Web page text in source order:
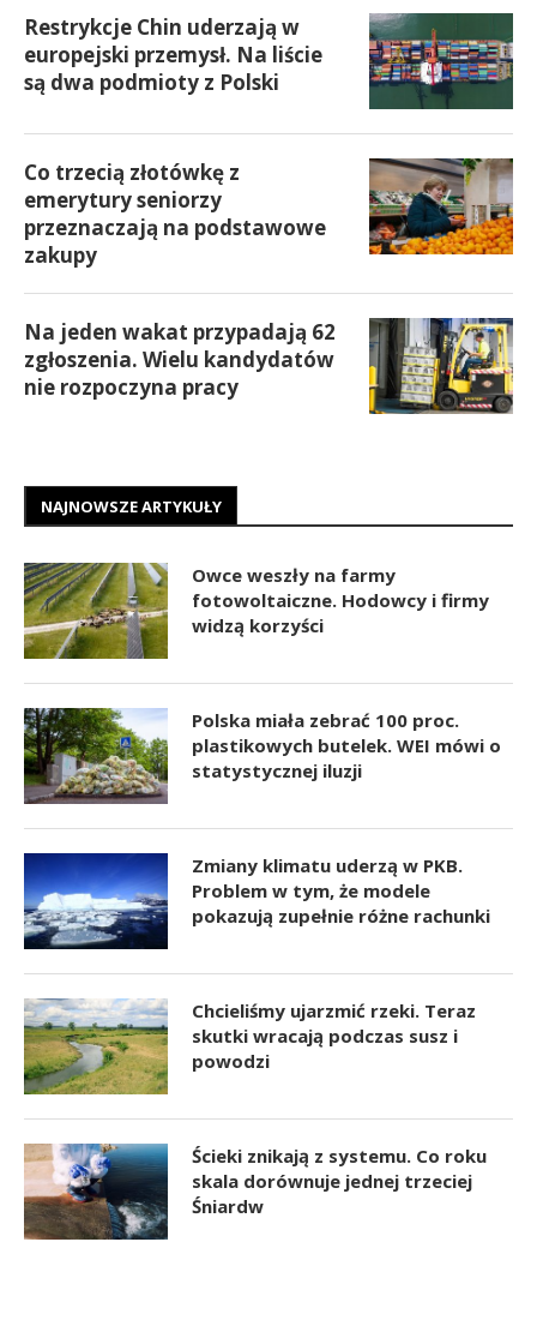
Restrykcje Chin uderzają w
europejski przemysł. Na liście
są dwa podmioty z Polski
Co trzecią złotówkę z
emerytury seniorzy
przeznaczają na podstawowe
zakupy
Na jeden wakat przypadają 62
zgłoszenia. Wielu kandydatów
nie rozpoczyna pracy
NAJNOWSZE ARTYKUŁY
Owce weszły na farmy
fotowoltaiczne. Hodowcy i firmy
widzą korzyści
Polska miała zebrać 100 proc.
plastikowych butelek. WEI mówi o
statystycznej iluzji
Zmiany klimatu uderzą w PKB.
Problem w tym, że modele
pokazują zupełnie różne rachunki
Chcieliśmy ujarzmić rzeki. Teraz
skutki wracają podczas susz i
powodzi
Ścieki znikają z systemu. Co roku
skala dorównuje jednej trzeciej
Śniardw